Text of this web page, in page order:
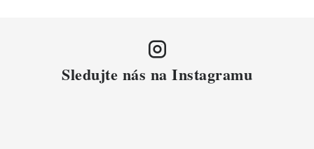
Sledujte nás na Instagramu